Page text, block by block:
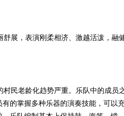
展，表演刚柔相济、激越活泼，融
民老龄化趋势严重。乐队中的成员
的掌握多种乐器的演奏技能，可以